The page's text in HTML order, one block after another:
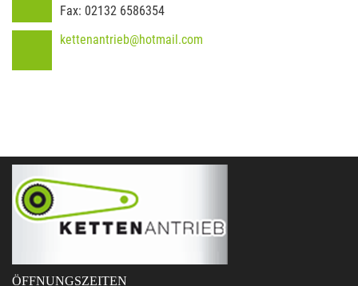
Fax: 02132 6586354
kettenantrieb@hotmail.com
ÖFFNUNGSZEITEN